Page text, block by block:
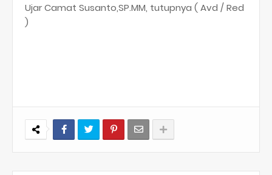
Ujar Camat Susanto,SP.MM, tutupnya ( Avd / Red
)